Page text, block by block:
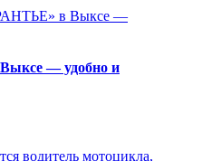
— удобно и